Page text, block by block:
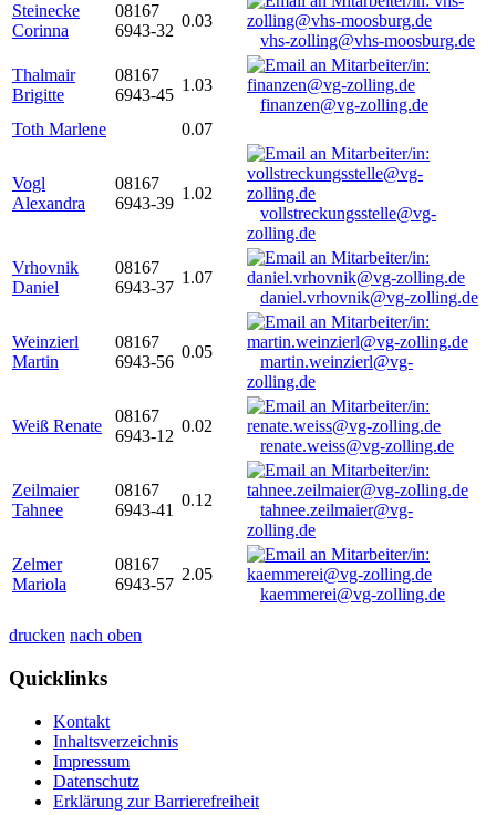
Steinecke
Corinna
08167
6943-32
0.03
vhs-zolling@vhs-moosburg.de
Thalmair
Brigitte
08167
6943-45
1.03
finanzen@vg-zolling.de
Toth Marlene
0.07
Vogl
Alexandra
08167
6943-39
1.02
vollstreckungsstelle@vg-
zolling.de
Vrhovnik
Daniel
08167
6943-37
1.07
daniel.vrhovnik@vg-zolling.de
Weinzierl
Martin
08167
6943-56
0.05
martin.weinzierl@vg-
zolling.de
Weiß Renate
08167
6943-12
0.02
renate.weiss@vg-zolling.de
Zeilmaier
Tahnee
08167
6943-41
0.12
tahnee.zeilmaier@vg-
zolling.de
Zelmer
Mariola
08167
6943-57
2.05
kaemmerei@vg-zolling.de
drucken nach oben
Quicklinks
Kontakt
Inhaltsverzeichnis
Impressum
Datenschutz
Erklärung zur Barrierefreiheit